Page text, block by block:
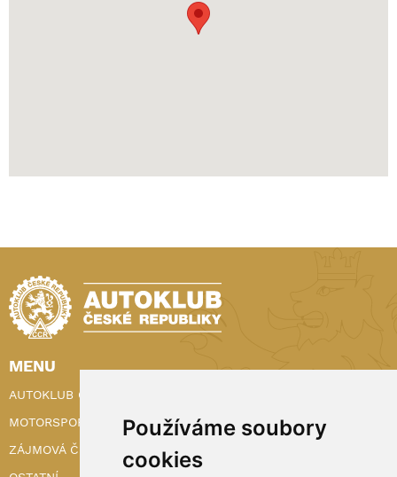
Používáme soubory
cookies
MENU
AUTOKLUB ČR
MOTORSPORT
ZÁJMOVÁ ČINNOST